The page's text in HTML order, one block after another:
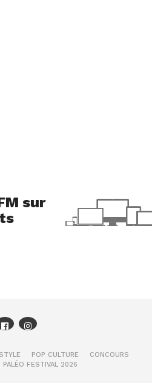
sur
POP CULTURE
CONCOURS
PALÉO FESTIVAL 2026